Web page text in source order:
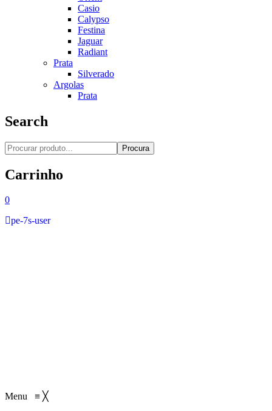
Casio
Calypso
Festina
Jaguar
Radiant
Prata
Silverado
Argolas
Prata
Search
Procura
Carrinho
0
pe-7s-user
Menu ≡ ╳